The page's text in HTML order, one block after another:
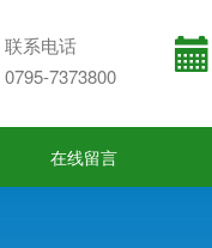
联系电话
0795-7373800
在线留言